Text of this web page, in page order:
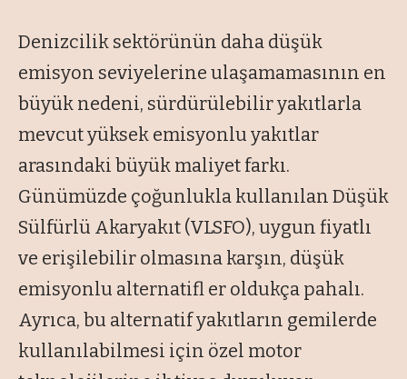
Denizcilik sektörünün daha düşük
emisyon seviyelerine ulaşamamasının en
büyük nedeni, sürdürülebilir yakıtlarla
mevcut yüksek emisyonlu yakıtlar
arasındaki büyük maliyet farkı.
Günümüzde çoğunlukla kullanılan Düşük
Sülfürlü Akaryakıt (VLSFO), uygun fiyatlı
ve erişilebilir olmasına karşın, düşük
emisyonlu alternatifl er oldukça pahalı.
Ayrıca, bu alternatif yakıtların gemilerde
kullanılabilmesi için özel motor